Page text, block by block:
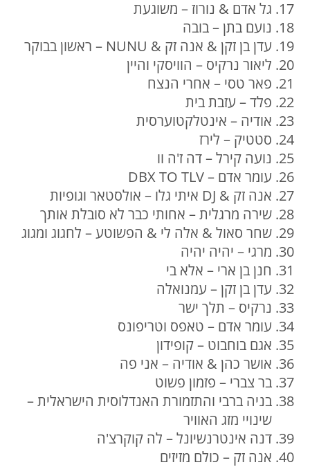
גל אדם & נורוז – משוגעת
נועם בתן – בובה
עדן בן זקן & אנה זק & NUNU – ראשון בבוקר
ליאור נרקיס – הוויסקי והיין
פאר טסי – אחרי הנצח
פלד – עזבת בית
אודיה – אינטלקטוערסית
סטטיק – לירז
נועה קירל – דה ז'ה וו
עומר אדם – DBX TO TLV
אנה זק & DJ איתי גלו – אולסטאר וגופיות
שירה מרגלית – אחותי כבר לא סובלת אותך
שחר סאול & אלה לי & הפשוטע – לחגוג ומגוג
מרגי – יהיה יהיה
חנן בן ארי – אלא בי
עדן בן זקן – עמנואלה
נרקיס – תלך ישר
עומר אדם – טאפס וטריפונס
אגם בוחבוט – קופידון
אושר כהן & אודיה – אני פה
בר צברי – פזמון פשוט
בניה ברבי והתזמורת האנדלוסית הישראלית –
שינויי מזג האוויר
דנה אינטרנשיונל – לה קוקרצ'ה
אנה זק – כולם מזיזים